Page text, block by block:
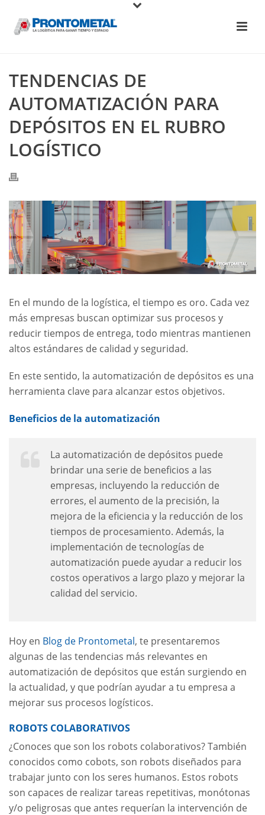
TENDENCIAS DE
AUTOMATIZACIÓN PARA
DEPÓSITOS EN EL RUBRO
LOGÍSTICO
En el mundo de la logística, el tiempo es oro. Cada vez
más empresas buscan optimizar sus procesos y
reducir tiempos de entrega, todo mientras mantienen
altos estándares de calidad y seguridad.
En este sentido, la automatización de depósitos es una
herramienta clave para alcanzar estos objetivos.
Beneficios de la automatización
La automatización de depósitos puede
brindar una serie de beneficios a las
empresas, incluyendo la reducción de
errores, el aumento de la precisión, la
mejora de la eficiencia y la reducción de los
tiempos de procesamiento. Además, la
implementación de tecnologías de
automatización puede ayudar a reducir los
costos operativos a largo plazo y mejorar la
calidad del servicio.
Hoy en Blog de Prontometal, te presentaremos
algunas de las tendencias más relevantes en
automatización de depósitos que están surgiendo en
la actualidad, y que podrían ayudar a tu empresa a
mejorar sus procesos logísticos.
ROBOTS COLABORATIVOS
¿Conoces que son los robots colaborativos? También
conocidos como cobots, son robots diseñados para
trabajar junto con los seres humanos. Estos robots
son capaces de realizar tareas repetitivas, monótonas
y/o peligrosas que antes requerían la intervención de